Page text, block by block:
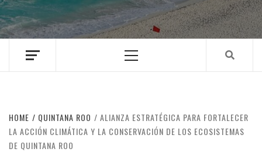
Menu
HOME QUINTANA ROO
ALIANZA ESTRATÉGICA PARA FORTALECER
LA ACCIÓN CLIMÁTICA Y LA CONSERVACIÓN DE LOS ECOSISTEMAS
DE QUINTANA ROO